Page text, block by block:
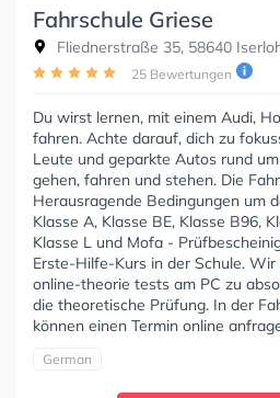
Fahrschule Griese
Fliednerstraße 35, 58640
25 Bewertungen
Du wirst lernen, mit einem Audi,
fahren. Achte darauf, dich zu
Leute und geparkte Autos rund
gehen, fahren und stehen. Die
Herausragende Bedingungen um
Klasse A, Klasse BE, Klasse B96,
Klasse L und Mofa -
Erste-Hilfe-Kurs in der Schule.
online-theorie tests am PC zu
die theoretische Prüfung. In der
können einen Termin online
German